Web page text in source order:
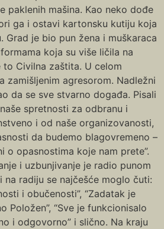
paklenih mašina. Kao neko dođe
ga i ostavi kartonsku kutiju koja
Grad je bio pun žena i muškaraca
koja su više ličila na
Civilna zaštita. U celom
zamišljenim agresorom. Nadležni
da se sve stvarno događa. Pisali
spretnosti za odbranu i
i od naše organizovanosti,
da budemo blagovremeno –
o opasnostima koje nam prete”.
i uzbunjivanje je radio punom
na radiju se najčešće moglo čuti:
i obučenosti”, “Zadatak je
Položen”, “Sve je funkcionisalo
i odgovorno” i slično. Na kraju